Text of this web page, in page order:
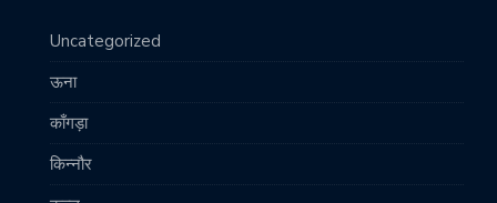
Uncategorized
ऊना
काँगड़ा
किन्नौर